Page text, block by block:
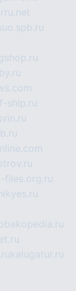
f-ship.ru
files.org.ru
kalugatur.ru